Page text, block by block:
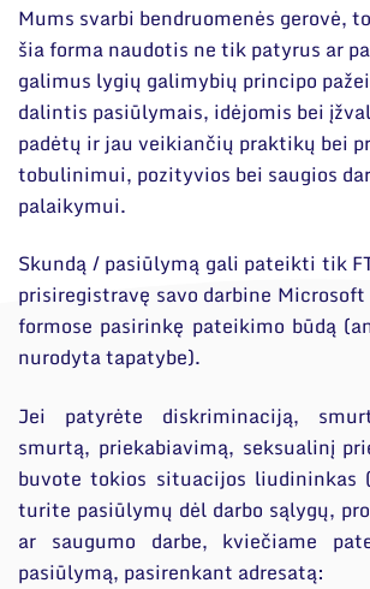
Mums svarbi bendruomenės gerovė,
šia forma naudotis ne tik patyrus ar
galimus lygių galimybių principo
dalintis pasiūlymais, idėjomis bei
padėtų ir jau veikiančių praktikų bei
tobulinimui, pozityvios bei saugios
palaikymui.
Skundą / pasiūlymą gali pateikti tik
prisiregistravę savo darbine
formose pasirinkę pateikimo būdą
nurodyta tapatybe).
Jei patyrėte diskriminaciją,
smurtą, priekabiavimą, seksualinį
buvote tokios situacijos
turite pasiūlymų dėl darbo sąlygų,
ar saugumo darbe, kviečiame
pasiūlymą, pasirenkant adresatą: